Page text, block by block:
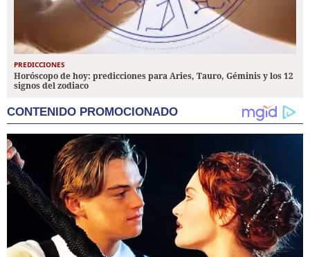
PREDICCIONES
Horóscopo de hoy: predicciones para Aries, Tauro, Géminis y los 12
signos del zodiaco
CONTENIDO PROMOCIONADO